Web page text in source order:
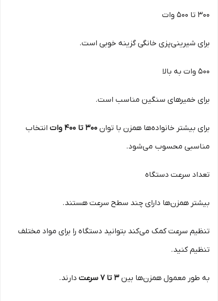
300 تا 500 وات
برای شیرینی‌پزی خانگی گزینه خوبی است.
500 وات به بالا
برای خمیرهای سنگین مناسب است.
برای بیشتر خانواده‌ها همزن با توان 300 تا 400 وات
انتخاب
مناسبی محسوب می‌شود.
تعداد سرعت دستگاه
بیشتر همزن‌ها دارای چند سطح سرعت هستند.
تنظیم سرعت کمک می‌کند بتوانید دستگاه را برای مواد مختلف
تنظیم کنید.
به طور معمول همزن‌ها بین 3 تا 7 سرعت دارند.